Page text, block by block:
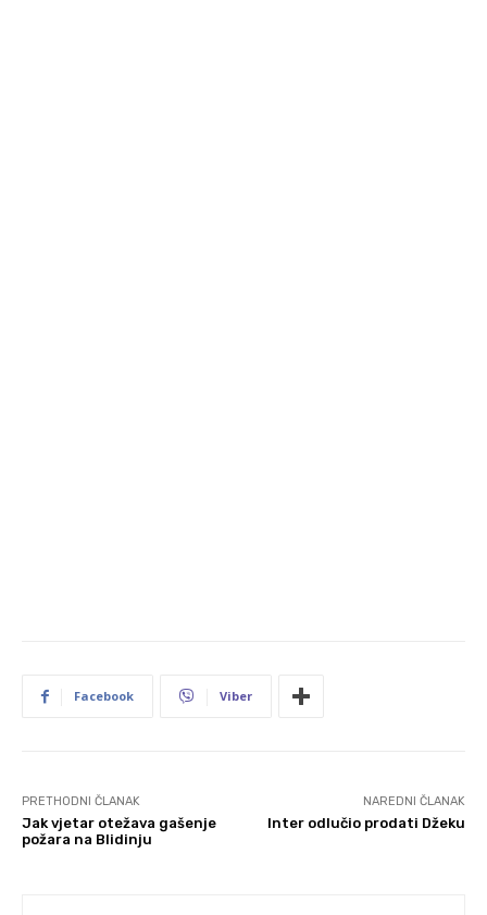
Facebook Viber
PRETHODNI ČLANAK
Jak vjetar otežava gašenje
požara na Blidinju
NAREDNI ČLANAK
Inter odlučio prodati Džeku